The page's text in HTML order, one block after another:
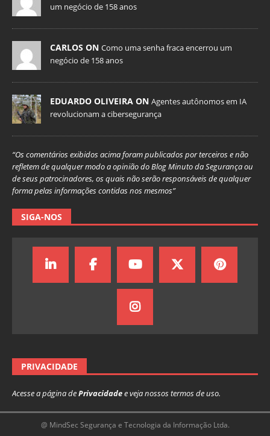
um negócio de 158 anos
CARLOS ON Como uma senha fraca encerrou um
negócio de 158 anos
EDUARDO OLIVEIRA ON Agentes autônomos em IA
revolucionam a cibersegurança
“Os comentários exibidos acima foram publicados por terceiros e não
refletem de qualquer modo a opinião do Blog Minuto da Segurança ou
de seus patrocinadores, os quais não serão responsáveis de qualquer
forma pelas informações contidas nos mesmos”
SIGA-NOS
PRIVACIDADE
Acesse a página dePrivacidadee veja nossos termos de uso.
@ MindSec Segurança e Tecnologia da Informação Ltda.